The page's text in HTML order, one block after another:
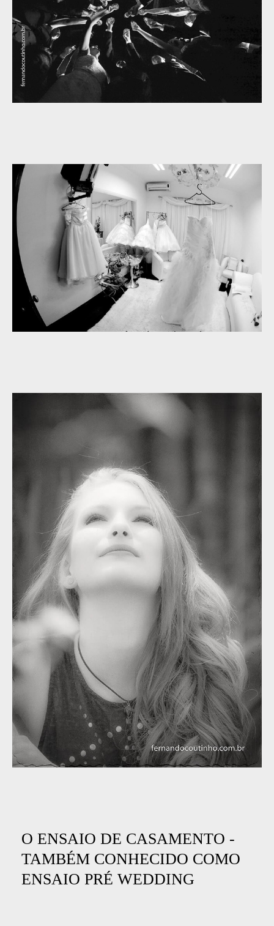
O ENSAIO DE CASAMENTO -
TAMBÉM CONHECIDO COMO
ENSAIO PRÉ WEDDING